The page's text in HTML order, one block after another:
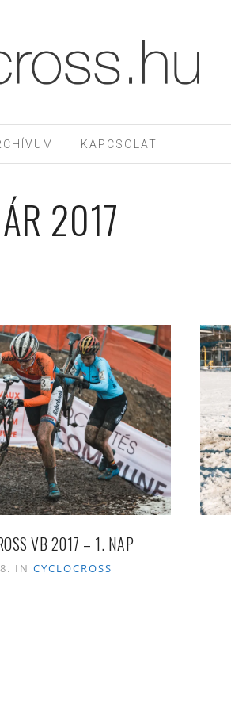
KAPCSOLAT
2017
VB 2017 – 1. NAP
INCYCLOCROSS